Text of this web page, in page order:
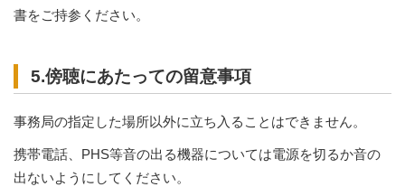
書をご持参ください。
5.傍聴にあたっての留意事項
事務局の指定した場所以外に立ち入ることはできません。
携帯電話、PHS等音の出る機器については電源を切るか音の
出ないようにしてください。